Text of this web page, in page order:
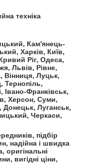
техніка
Кам'янець-
Харків, Київ,
Ріг, Одеса,
Львів, Рівне,
Вінниця, Луцьк,
Тернопіль,
Івано-Франківськ,
Херсон, Суми,
Донецьк, Луганськ,
Черкаси,
підбір
надійна і швидка
оригінальні
вигідні ціни,